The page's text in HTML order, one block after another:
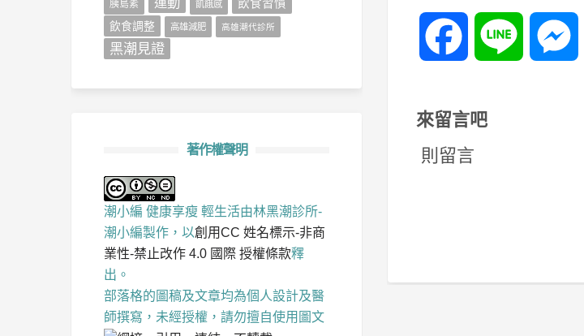
Facebook Line
來留言吧
則留言
胰島素 飢餓感
飲食習慣
飲食調整
高雄減肥 高雄潮代診所
黑潮見證
著作權聲明
潮小編 健康享瘦 輕生活由林黑潮診所-
潮小編製作，以創用CC 姓名標示-非商
業性-禁止改作 4.0 國際 授權條款釋
出。
部落格的圖稿及文章均為個人設計及醫
師撰寫，未經授權，請勿擅自使用圖文